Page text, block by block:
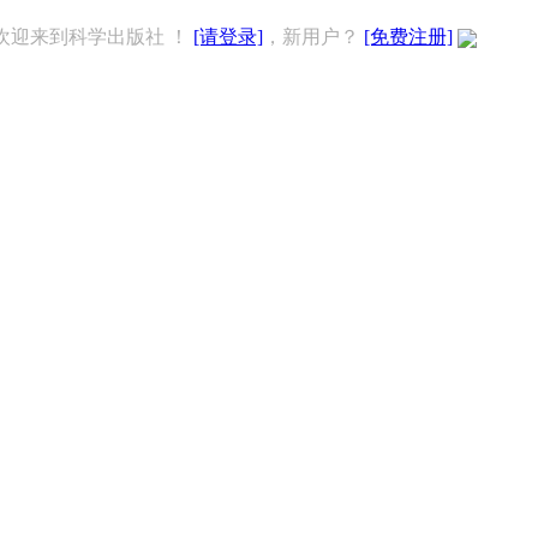
迎来到科学出版社 ！ [请登录] ，新用户？ [免费注册]